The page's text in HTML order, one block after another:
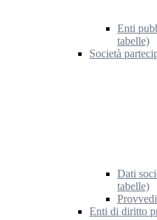
Enti
tabelle)
Società
Dati
tabelle)
Enti di diritto